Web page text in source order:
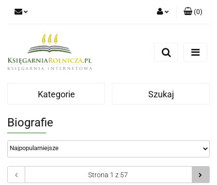
Zarejestruj się
(0)
Kategorie Szukaj
Biografie